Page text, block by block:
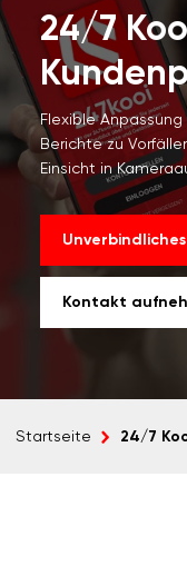
24/7
Flexible
Berichte zu
Einsicht in
Kontakt
Startseite 24/7